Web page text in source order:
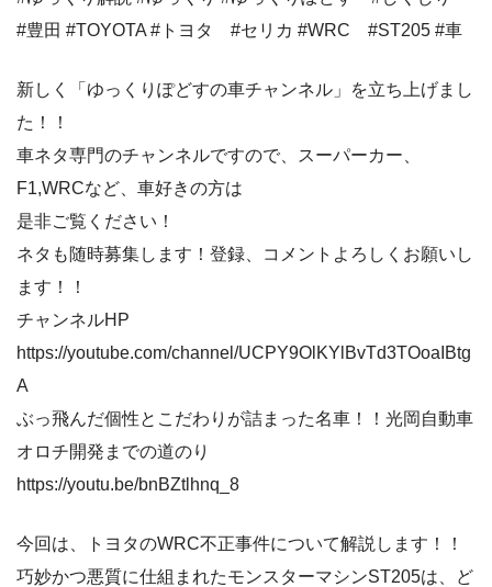
#豊田 #TOYOTA #トヨタ #セリカ #WRC #ST205 #車
新しく「ゆっくりぽどすの車チャンネル」を立ち上げまし
た！！
車ネタ専門のチャンネルですので、スーパーカー、
F1,WRCなど、車好きの方は
是非ご覧ください！
ネタも随時募集します！登録、コメントよろしくお願いし
ます！！
チャンネルHP
https://youtube.com/channel/UCPY9OlKYlBvTd3TOoaIBtg
A
ぶっ飛んだ個性とこだわりが詰まった名車！！光岡自動車
オロチ開発までの道のり
https://youtu.be/bnBZtlhnq_8
今回は、トヨタのWRC不正事件について解説します！！
巧妙かつ悪質に仕組まれたモンスターマシンST205は、ど